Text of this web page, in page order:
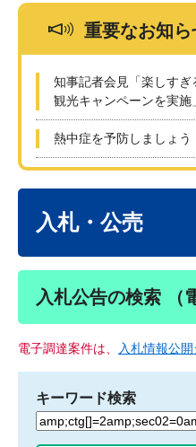
重要なお知ら
知事記者会見「楽しす
観光キャンペーンを実施
熱中症を予防しましょう
入札・公売
入札公告の検索 （
電子調達案件は、 入札情報公
キーワード検索
検